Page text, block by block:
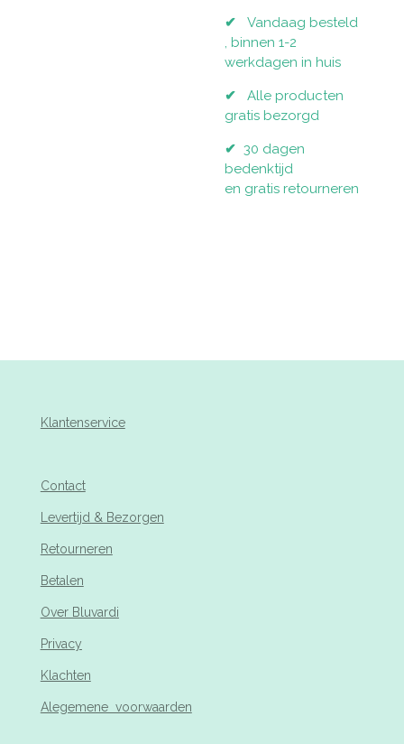
✔
Vandaag besteld
, binnen 1-2
werkdagen in huis
✔
Alle producten
gratis bezorgd
✔ 30 dagen
bedenktijd
en gratis retourneren
Klantenservice
Contact
Levertijd & Bezorgen
Retourneren
Betalen
Over Bluvardi
Privacy
Klachten
Alegemene voorwaarden